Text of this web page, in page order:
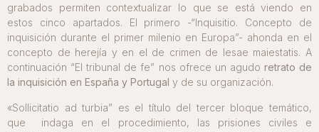
grabados permiten contextualizar lo que se está viendo en
estos cinco apartados. El primero -“Inquisitio. Concepto de
inquisición durante el primer milenio en Europa”- ahonda en el
concepto de herejía y en el de crimen de lesae maiestatis. A
continuación “El tribunal de fe” nos ofrece un agudo retrato de
la inquisición en España y Portugal y de su organización.
«Sollicitatio ad turbia” es el título del tercer bloque temático,
que indaga en el procedimiento, las prisiones civiles e